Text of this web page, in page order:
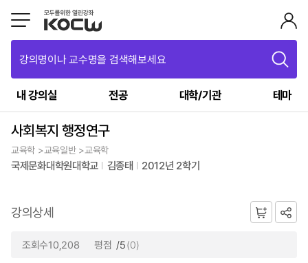
강의명이나 교수명을 검색해보세요
내 강의실 전공 대학/기관 테마
사회복지 행정연구
교육학 >교육일반 >교육학
국제문화대학원대학교 김종태 2012년 2학기
강의상세
조회수10,208 평점 /5(0)